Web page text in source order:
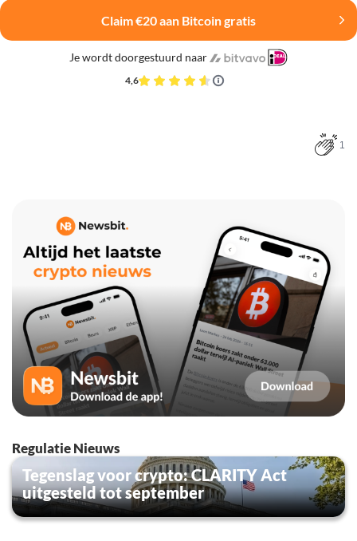
Claim €20 aan Bitcoin gratis
Je wordt doorgestuurd naar
4,6
1
Regulatie Nieuws
Tegenslag voor crypto: CLARITY Act
uitgesteld tot september